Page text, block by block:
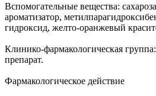
Вспомогательные вещества:
ароматизатор,
гидроксид, желто-оранжевый
Клинико-фармакологическая
препарат.
Фармакологическое действие